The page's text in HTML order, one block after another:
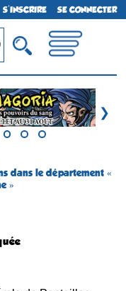
S'INSCRIRE SE CONNECTER
❯
dans le département «
»